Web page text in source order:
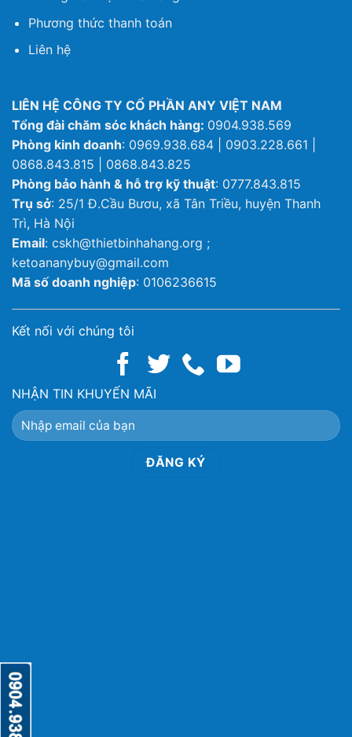
Phương thức thanh toán
Liên hệ
LIÊN HỆ CÔNG TY CỔ PHẦN ANY VIỆT NAM
Tổng đài chăm sóc khách hàng: 0904.938.569
Phòng kinh doanh: 0969.938.684 | 0903.228.661 |
0868.843.815 | 0868.843.825
Phòng bảo hành & hỗ trợ kỹ thuật: 0777.843.815
Trụ sở: 25/1 Đ.Cầu Bươu, xã Tân Triều, huyện Thanh
Trì, Hà Nội
Email: cskh@thietbinhahang.org ;
ketoananybuy@gmail.com
Mã số doanh nghiệp: 0106236615
Kết nối với chúng tôi
NHẬN TIN KHUYẾN MÃI